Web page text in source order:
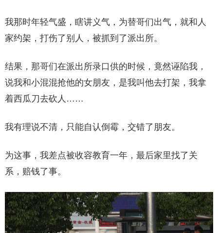
我那时年轻气盛，瞎讲义气，为替哥们出气，就和人
家约架，打伤了别人，被抓到了派出所。
结果，那哥们在派出所录口供的时候，竟然诬陷我，
说我和小混混抢他的女朋友，是我叫他去打架，我拿
着西瓜刀去砍人……
我有理说不清，只能自认倒霉，交错了朋友。
为这事，我差点被收容教育一年，最后家里找了关
系，赔钱了事。